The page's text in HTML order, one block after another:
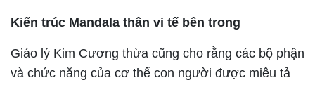
Kiến trúc Mandala thân vi tế bên trong
Giáo lý Kim Cương thừa cũng cho rằng các bộ phận
và chức năng của cơ thể con người được miêu tả